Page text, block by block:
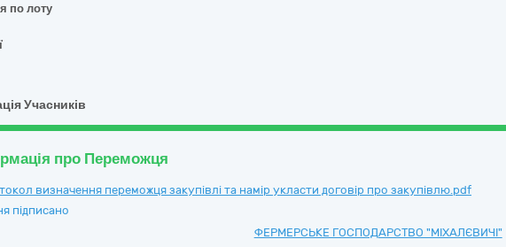
по лоту
Учасників
про Переможця
визначення переможця закупівлі та намір укласти договір про закупівлю.pdf
підписано
ФЕРМЕРСЬКЕ ГОСПОДАРСТВО "МІХАЛЄВИЧІ"